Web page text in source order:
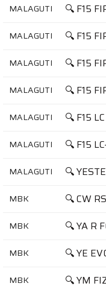
MALAGUTI 🔍 F15
MALAGUTI 🔍 F15
MALAGUTI 🔍 F15
MALAGUTI 🔍 F15
MALAGUTI 🔍 F15
MALAGUTI 🔍 F15
MALAGUTI 🔍
MBK 🔍 CW
MBK 🔍 YA R
MBK 🔍 YE
MBK 🔍 YM